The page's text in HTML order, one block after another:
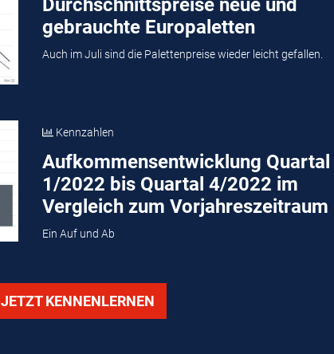
Durchschnittspreise neue und
gebrauchte Europaletten
Auch im Juli sind die Palettenpreise wieder leicht gefallen.
Kennzahlen
Aufkommensentwicklung Quartal
1/2022 bis Quartal 4/2022 im
Vergleich zum Vorjahreszeitraum
Ein Auf und Ab
JETZT KENNENLERNEN